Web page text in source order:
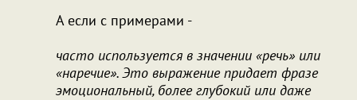
А если с примерами -
часто используется в значении «речь» или
«наречие». Это выражение придает фразе
эмоциональный, более глубокий или даже